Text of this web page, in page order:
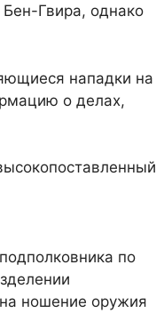
Гвира, однако
нападки на
о делах,
по
ношение оружия